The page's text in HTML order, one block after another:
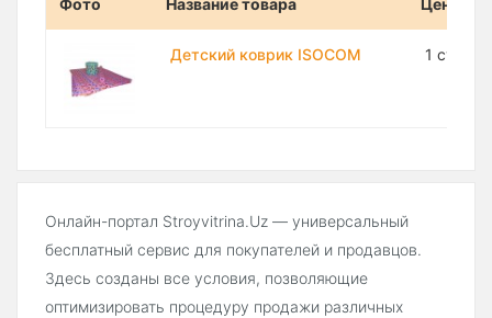
Фото Название товара Цена
Детский коврик ISOCOM 1 сум
Онлайн-портал Stroyvitrina.Uz — универсальный
бесплатный сервис для покупателей и продавцов.
Здесь созданы все условия, позволяющие
оптимизировать процедуру продажи различных